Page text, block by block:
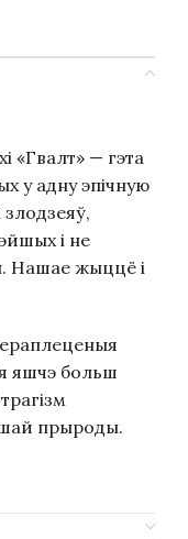
«Гвалт» — гэта
у адну эпічную
і не
Нашае жыццё і
яшчэ больш
прыроды.